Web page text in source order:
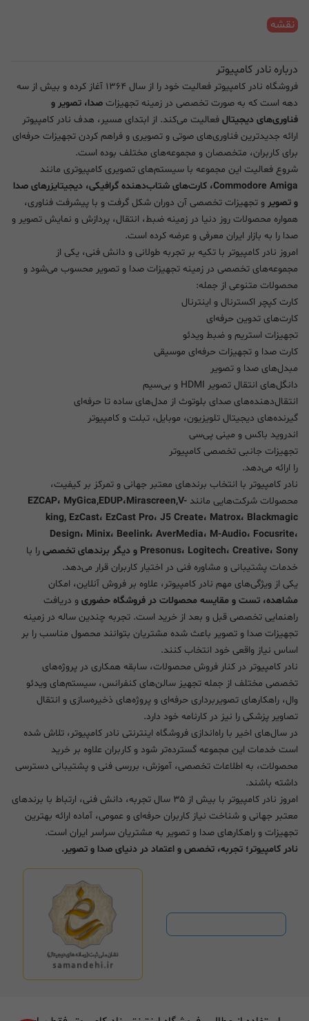
نقشه
درباره نادر کامپیوتر
فروشگاه نادر کامپیوتر فعالیت خود را از سال ۱۳۶۴ آغاز کرده و بیش از سه
دهه است که به صورت تخصصی در زمینه تجهیزات صدا، تصویر و
فناوری‌های دیجیتال فعالیت می‌کند. از ابتدای مسیر، هدف نادر کامپیوتر
ارائه جدیدترین فناوری‌های صوتی و تصویری و فراهم کردن تجهیزات حرفه‌ای
برای کاربران، متخصصان و مجموعه‌های مختلف بوده است.
شروع فعالیت این مجموعه با سیستم‌های تصویری کامپیوتری مانند
Commodore Amiga، کارت‌های شتاب‌دهنده گرافیکی، دیجیتایزرهای صدا
و تصویر و تجهیزات تخصصی آن دوران شکل گرفت و با پیشرفت فناوری،
همواره محصولات روز دنیا در زمینه ضبط، انتقال، پردازش و نمایش تصویر و
صدا را به بازار ایران معرفی و عرضه کرده است.
امروز نادر کامپیوتر با تکیه بر تجربه طولانی و دانش فنی، یکی از
مجموعه‌های تخصصی در زمینه تجهیزات صدا و تصویر محسوب می‌شود و
محصولات متنوعی از جمله:
کارت کپچر اکسترنال و اینترنال
کارت‌های تدوین حرفه‌ای
تجهیزات استریم و ضبط ویدئو
کارت صدا و تجهیزات حرفه‌ای موسیقی
مبدل‌های صدا و تصویر
دانگل‌های انتقال تصویر HDMI و بی‌سیم
انتقال‌دهنده‌های صدای بلوتوث از مدل‌های ساده تا حرفه‌ای
گیرنده‌های دیجیتال تلویزیون، موبایل، تبلت و کامپیوتر
اندروید باکس و مینی پی‌سی
تجهیزات جانبی تخصصی کامپیوتر
را ارائه می‌دهد.
نادر کامپیوتر با انتخاب برندهای معتبر جهانی و تمرکز بر کیفیت،
محصولات شرکت‌هایی مانند EZCAP، MyGica,EDUP،Mirascreen,V-
king, EzCast، EzCast Pro، J5 Create، Matrox، Blackmagic
Design، Minix، Beelink، AverMedia، M-Audio، Focusrite،
Presonus، Logitech، Creative، Sony و دیگر برندهای تخصصی
را با
خدمات پشتیبانی و مشاوره فنی در اختیار کاربران قرار می‌دهد.
یکی از ویژگی‌های مهم نادر کامپیوتر، علاوه بر فروش آنلاین، امکان
مشاهده، تست و مقایسه محصولات در فروشگاه حضوری و دریافت
راهنمایی تخصصی قبل و بعد از خرید است. تجربه چندین ساله در زمینه
تجهیزات صدا و تصویر باعث شده مشتریان بتوانند محصول مناسب را بر
اساس نیاز واقعی خود انتخاب کنند.
نادر کامپیوتر در کنار فروش محصولات، سابقه همکاری در پروژه‌های
تخصصی مختلف از جمله تجهیز سالن‌های کنفرانس، سیستم‌های ویدئو
وال، راهکارهای تصویربرداری حرفه‌ای و پروژه‌های ذخیره‌سازی و انتقال
تصاویر پزشکی را نیز در کارنامه خود دارد.
در سال‌های اخیر با راه‌اندازی فروشگاه اینترنتی نادر کامپیوتر، تلاش شده
است خدمات این مجموعه گسترده‌تر شود و کاربران علاوه بر خرید
محصولات، به اطلاعات تخصصی، آموزش، بررسی فنی و پشتیبانی دسترسی
داشته باشند.
امروز نادر کامپیوتر با بیش از ۳۵ سال تجربه، دانش فنی، ارتباط با برندهای
معتبر جهانی و شناخت نیاز کاربران حرفه‌ای و عمومی، آماده ارائه بهترین
تجهیزات و راهکارهای صدا و تصویر به مشتریان سراسر ایران است.
نادر کامپیوتر؛ تجربه، تخصص و اعتماد در دنیای صدا و تصویر.